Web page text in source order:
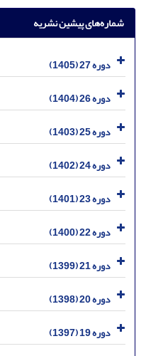
شماره‌های پیشین نشریه
دوره 27 (1405)
دوره 26 (1404)
دوره 25 (1403)
دوره 24 (1402)
دوره 23 (1401)
دوره 22 (1400)
دوره 21 (1399)
دوره 20 (1398)
دوره 19 (1397)